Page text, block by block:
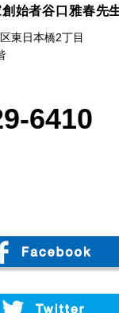
始者谷口雅春先
東日本橋2丁目
6410